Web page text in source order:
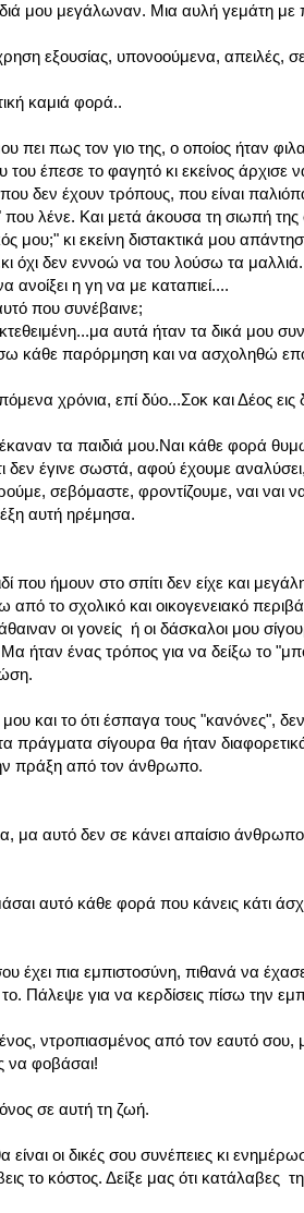
μου μεγάλωναν. Μια αυλή γεμάτη με
εξουσίας, υπονοούμενα, απειλές,
καμιά φορά..
πως τον γιο της, ο οποίος ήταν
έπεσε το φαγητό κι εκείνος άρχισε
δεν έχουν τρόπους, που είναι
λένε. Και μετά άκουσα τη σιωπή της
κι εκείνη διστακτικά μου
δεν εννοώ να του λούσω τα
ανοίξει η γη να με καταπιεί....
που συνέβαινε;
αυτά ήταν τα δικά μου
παρόρμηση και να ασχοληθώ
χρόνια, επί δύο...Σοκ και Δέος εις
τα παιδιά μου.Ναι κάθε φορά
έγινε σωστά, αφού έχουμε
σεβόμαστε, φροντίζουμε, ναι ναι
αυτή ηρέμησα.
ήμουν στο σπίτι δεν είχε και
από το σχολικό και οικογενειακό
οι γονείς ή οι δάσκαλοι μου
ήταν ένας τρόπος για να δείξω το
και το ότι έσπαγα τους "κανόνες",
πράγματα σίγουρα θα ήταν
πράξη από τον άνθρωπο.
μα αυτό δεν σε κάνει απαίσιο
αυτό κάθε φορά που κάνεις κάτι
έχει πια εμπιστοσύνη, πιθανά να
Πάλεψε για να κερδίσεις πίσω την
ντροπιασμένος από τον εαυτό σου,
να φοβάσαι!
σε αυτή τη ζωή.
οι δικές σου συνέπειες κι
το κόστος. Δείξε μας ότι κατάλαβες